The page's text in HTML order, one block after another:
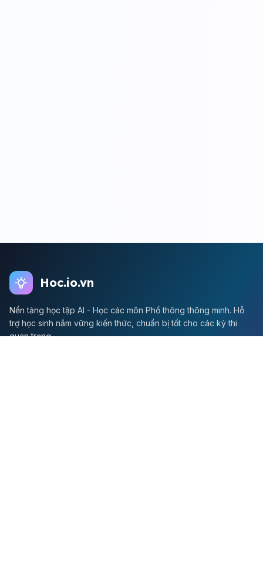
Hoc.io.vn
Nền tảng học tập AI - Học các môn Phổ thông thông minh. Hỗ
trợ học sinh nắm vững kiến thức, chuẩn bị tốt cho các kỳ thi
quan trọng.